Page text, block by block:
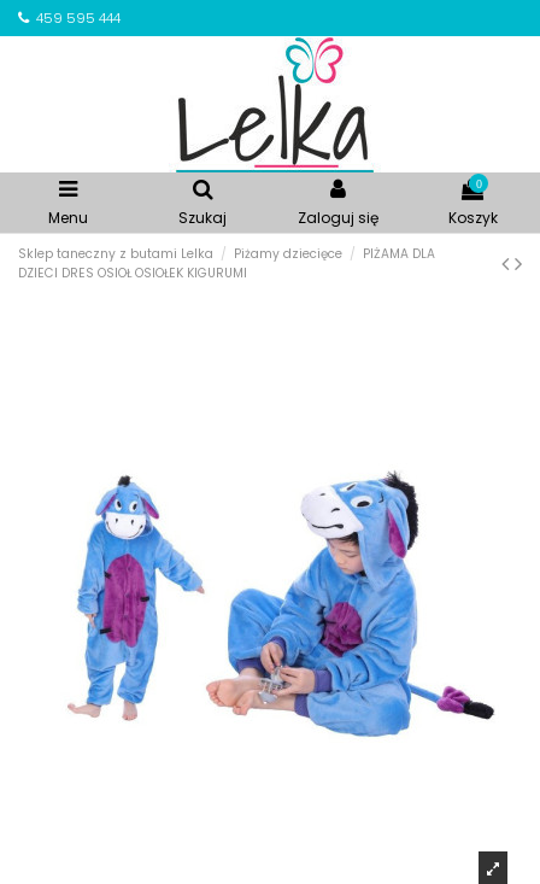
459 595 444
Menu Szukaj Zaloguj się
0
Koszyk
Sklep taneczny z butami Lelka Piżamy dziecięce
PIŻAMA DLA
DZIECI DRES OSIOŁ OSIOŁEK KIGURUMI